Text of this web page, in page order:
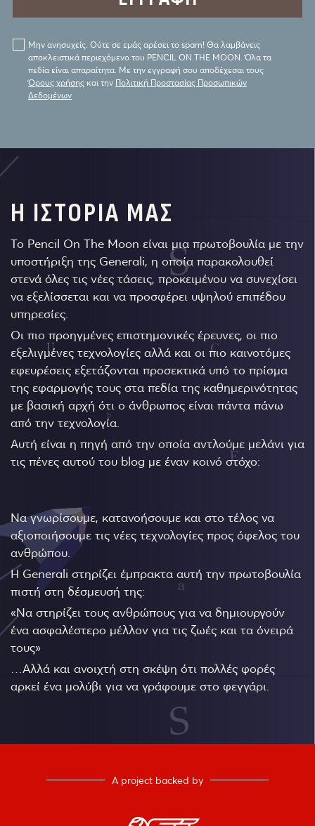
Μην ανησυχείς. Ούτε σε εμάς αρέσει το spam! Θα λαμβάνεις
αποκλειστικά περιεχόμενο του PENCIL ON THE MOON. Όλα τα
πεδία είναι απαραίτητα. Με την εγγραφή σου αποδέχεσαι τους
Όρους χρήσης και την Πολιτική Προστασίας Προσωπικών
Δεδομένων
Η ΙΣΤΟΡΙΑ ΜΑΣ
Το Pencil On The Moon είναι μια πρωτοβουλία με την
υποστήριξη της Generali, η οποία παρακολουθεί
στενά όλες τις νέες τάσεις, προκειμένου να συνεχίσει
να εξελίσσεται και να προσφέρει υψηλού επιπέδου
υπηρεσίες.
Οι πιο προηγμένες επιστημονικές έρευνες, οι πιο
εξελιγμένες τεχνολογίες αλλά και οι πιο καινοτόμες
εφευρέσεις εξετάζονται προσεκτικά υπό το πρίσμα
της εφαρμογής τους στα πεδία της καθημερινότητας
με βασική αρχή ότι ο άνθρωπος είναι πάντα πάνω
από την τεχνολογία.
Αυτή είναι η πηγή από την οποία αντλούμε μελάνι για
τις πένες αυτού του blog με έναν κοινό στόχο:
Να γνωρίσουμε, κατανοήσουμε και στο τέλος να
αξιοποιήσουμε τις νέες τεχνολογίες προς όφελος του
ανθρώπου.
Η Generali στηρίζει έμπρακτα αυτή την πρωτοβουλία
πιστή στη δέσμευσή της:
«Να στηρίζει τους ανθρώπους για να δημιουργούν
ένα ασφαλέστερο μέλλον για τις ζωές και τα όνειρά
τους»
…Αλλά και ανοιχτή στη σκέψη ότι πολλές φορές
αρκεί ένα μολύβι για να γράφουμε στο φεγγάρι.
A project backed by